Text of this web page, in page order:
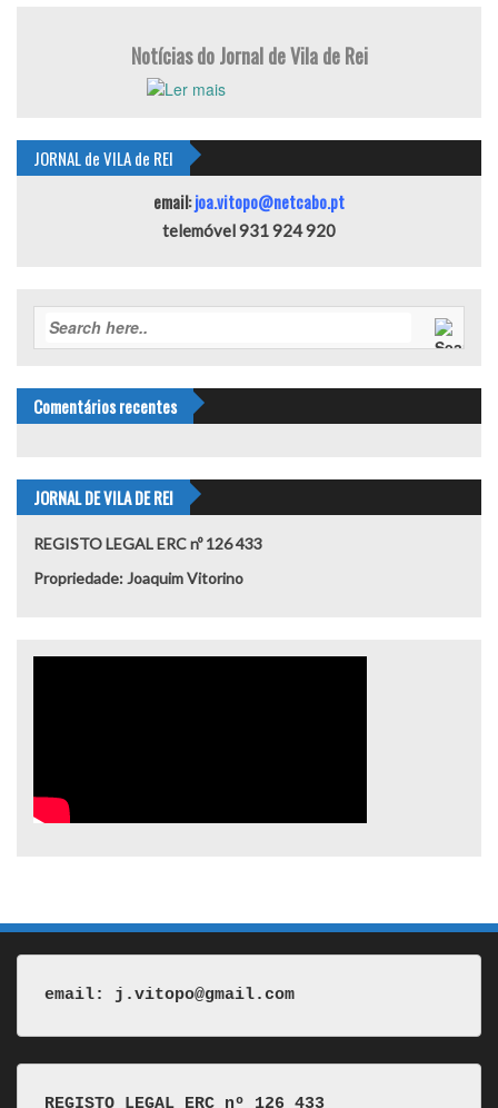
Notícias do Jornal de Vila de Rei
JORNAL de VILA de REI
email:joa.vitopo@netcabo.pt
telemóvel 931 924 920
Comentários recentes
JORNAL DE VILA DE REI
REGISTO LEGAL ERC nº 126 433
Propriedade: Joaquim Vitorino
email: j.vitopo@gmail.com